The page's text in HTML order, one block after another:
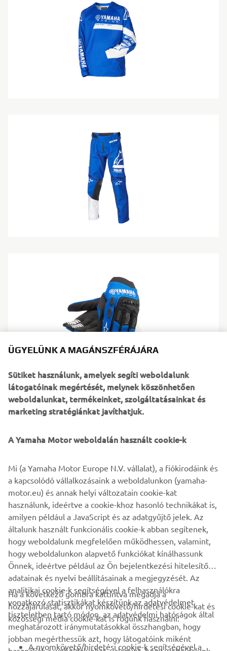
SAJNÁLJUK! EZ AZ ESEMÉNY
mikor lesznek a következő események.
MENJ AZ ESEMÉNYNAPTÁRHOZ
Ez a promóciós kampány 2024. január végéig érvényes
VÁLLALATI
B2B
ÜGYELÜNK A MAGÁNSZFÉRÁJÁRA
Sütiket használunk, amelyek segíti weboldalunk
látogatóinak megértését, melynek köszönhetően
weboldalunkat, termékeinket, szolgáltatásainkat és
marketing stratégiánkat javíthatjuk.
A Yamaha Motor weboldalán használt cookie-k
Mi (a Yamaha Motor Europe N.V. vállalat), a fiókirodáink és
a kapcsolódó vállalkozásaink a weboldalunkon (yamaha-
motor.eu) és annak helyi változatain cookie-kat
használunk, ideértve a cookie-khoz hasonló technikákat is,
amilyen például a JavaScript és az adatgyűjtő jelek. Az
általunk használt funkcionális cookie-k abban segítenek,
hogy weboldalunk megfelelően működhessen, valamint,
hogy weboldalunkon alapvető funkciókat kínálhassunk
Önnek, ideértve például az Ön bejelentkezési hitelesítő
adatainak és nyelvi beállításainak a megjegyzését. Az
analitikai cookie-k segítségével a felhasználókra
vonatkozó statisztikákat készítünk az adatvédelmet
tiszteletben tartó módon, az adatvédelmi hatóságok által
meghatározott iránymutatásokkal összhangban, hogy
jobban megérthessük azt, hogy látogatóink miként
Ha a következő gombra kattintva megadja a
hozzájárulását, akkor nyomkövető/hirdetési cookie-kat és
közösségi média cookie-kat is fogunk használni:
A nyomkövető/hirdetési cookie-k segítségével a